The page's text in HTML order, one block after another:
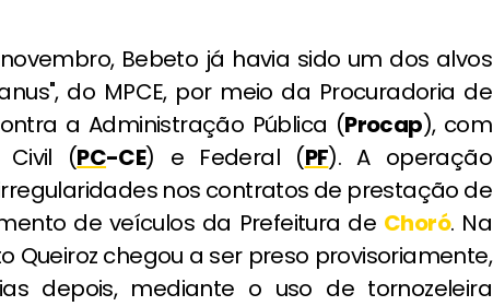
Bebeto já havia sido um dos alvos
do MPCE, por meio da Procuradoria de
a Administração Pública (Procap), com
Civil (PC-CE) e Federal (PF). A operação
nos contratos de prestação de
de veículos da Prefeitura de Choró. Na
Queiroz chegou a ser preso provisoriamente,
depois, mediante o uso de tornozeleira